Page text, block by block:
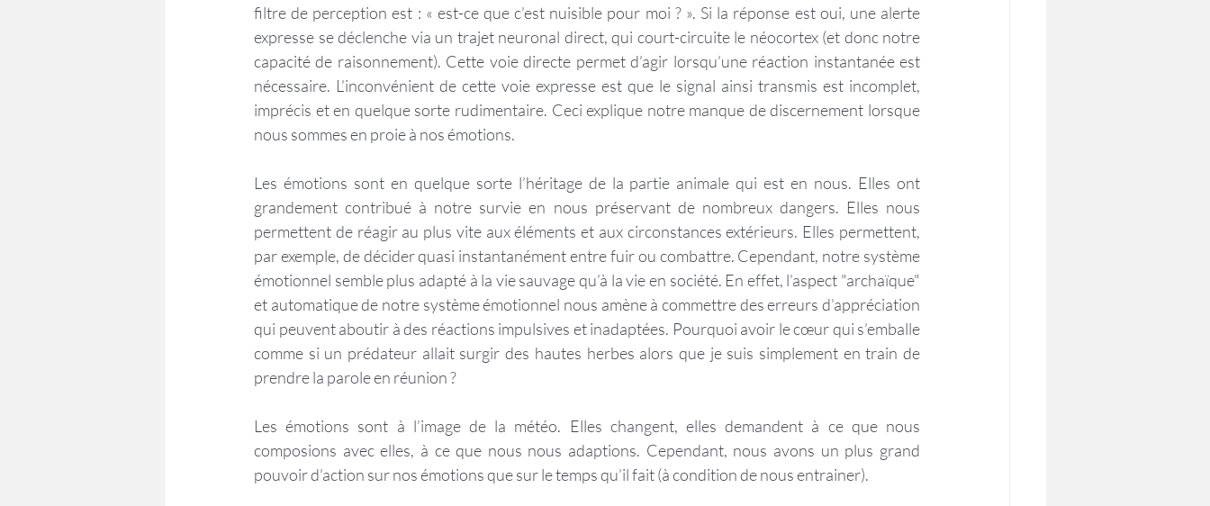
filtre de perception est : « est-ce que c’est nuisible pour moi ? ». Si la réponse est oui, une alerte
expresse se déclenche via un trajet neuronal direct, qui court-circuite le néocortex (et donc notre
capacité de raisonnement). Cette voie directe permet d’agir lorsqu’une réaction instantanée est
nécessaire. L’inconvénient de cette voie expresse est que le signal ainsi transmis est incomplet,
imprécis et en quelque sorte rudimentaire. Ceci explique notre manque de discernement lorsque
nous sommes en proie à nos émotions.
Les émotions sont en quelque sorte l’héritage de la partie animale qui est en nous. Elles ont
grandement contribué à notre survie en nous préservant de nombreux dangers. Elles nous
permettent de réagir au plus vite aux éléments et aux circonstances extérieurs. Elles permettent,
par exemple, de décider quasi instantanément entre fuir ou combattre. Cependant, notre système
émotionnel semble plus adapté à la vie sauvage qu’à la vie en société. En effet, l’aspect "archaïque"
et automatique de notre système émotionnel nous amène à commettre des erreurs d’appréciation
qui peuvent aboutir à des réactions impulsives et inadaptées. Pourquoi avoir le cœur qui s’emballe
comme si un prédateur allait surgir des hautes herbes alors que je suis simplement en train de
prendre la parole en réunion ?
Les émotions sont à l’image de la météo. Elles changent, elles demandent à ce que nous
composions avec elles, à ce que nous nous adaptions. Cependant, nous avons un plus grand
pouvoir d’action sur nos émotions que sur le temps qu’il fait (à condition de nous entrainer).